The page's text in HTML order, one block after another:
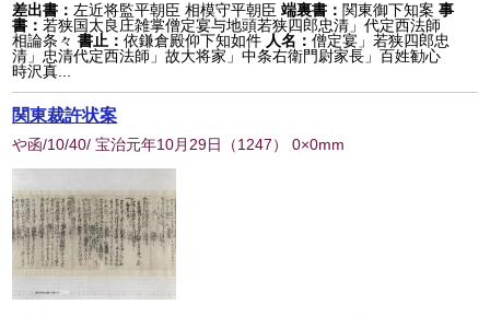
差出書： 左近将監平朝臣 相模守平朝臣 端裏書： 関東御下知案 事
書：若狭国太良庄雑掌僧定宴与地頭若狭四郎忠清」代定西法師
相論条々書止：依鎌倉殿仰下知如件 人名：僧定宴」若狭四郎忠
清」忠清代定西法師」故大将家」中条右衛門尉家長」百姓勧心
時沢真...
関東裁許状案
や函/10/40/ 宝治元年10月29日 （1247） 0×0mm